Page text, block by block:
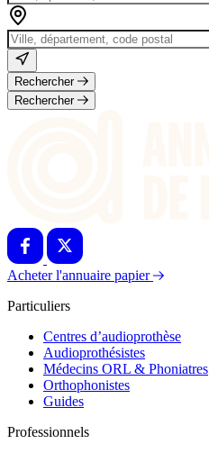
Rechercher
Rechercher
Acheter l'annuaire papier
Particuliers
Centres d’audioprothèse
Audioprothésistes
Médecins ORL & Phoniatres
Orthophonistes
Guides
Professionnels